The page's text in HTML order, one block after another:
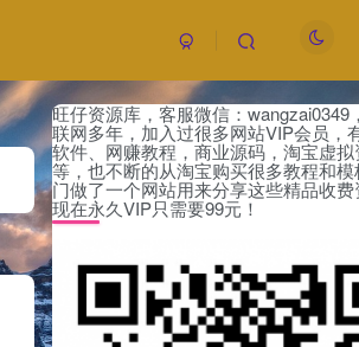
旺仔资源库，客服微信：wangzai0349
联网多年，加入过很多网站VIP会员，
软件、网赚教程，商业源码，淘宝虚拟
等，也不断的从淘宝购买很多教程和
门做了一个网站用来分享这些精品收费
现在永久VIP只需要99元！